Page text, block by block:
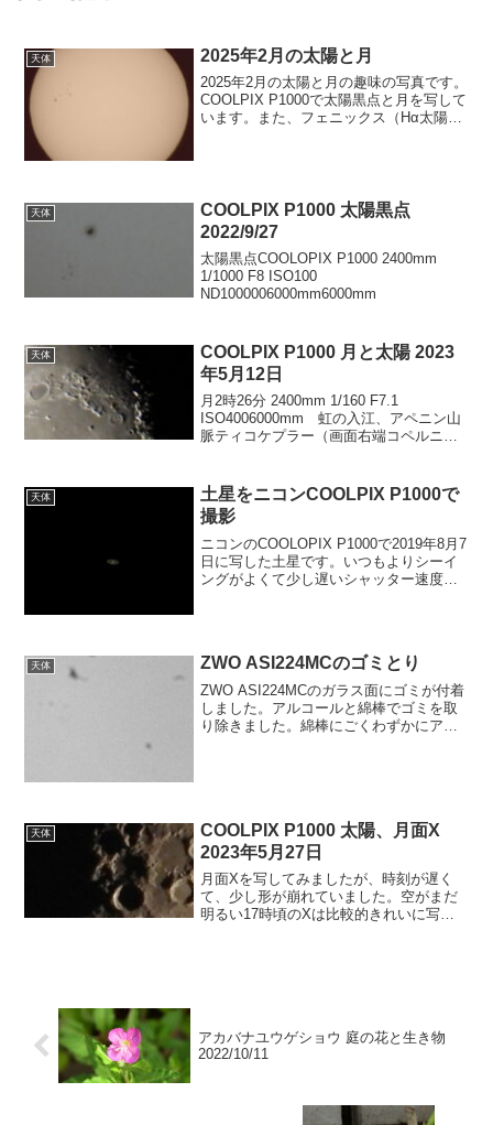
天体 2025年2月の太陽と月
2025年2月の太陽と月の趣味の写真です。
COOLPIX P1000で太陽黒点と月を写して
います。また、フェニックス（Hα太陽望
天体
COOLPIX P1000 太陽黒点
2022/9/27
太陽黒点COOLOPIX P1000 2400mm
1/1000 F8 ISO100
ND1000006000mm6000mm
天体
COOLPIX P1000 月と太陽 2023
年5月12日
月2時26分 2400mm 1/160 F7.1
ISO4006000mm 虹の入江、アペニン山
脈ティコケプラー（画面右端コペルニク
539kmで、東京駅から岡山駅までの直...
天体
土星をニコンCOOLPIX P1000で
撮影
ニコンのCOOLOPIX P1000で2019年8月7
日に写した土星です。いつもよりシーイ
ングがよくて少し遅いシャッター速度で
天体 ZWO ASI224MCのゴミとり
ZWO ASI224MCのガラス面にゴミが付着
しました。アルコールと綿棒でゴミを取
り除きました。綿棒にごくわずかにアル
天体
COOLPIX P1000 太陽、月面X
2023年5月27日
月面Xを写してみましたが、時刻が遅く
て、少し形が崩れていました。空がまだ
明るい17時頃のXは比較的きれいに写っ
アカバナユウゲショウ 庭の花と生き物
2022/10/11